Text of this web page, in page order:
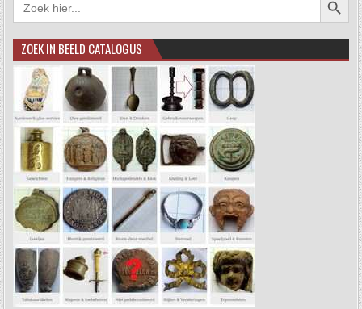
naar:
ZOEK IN BEELD CATALOGUS